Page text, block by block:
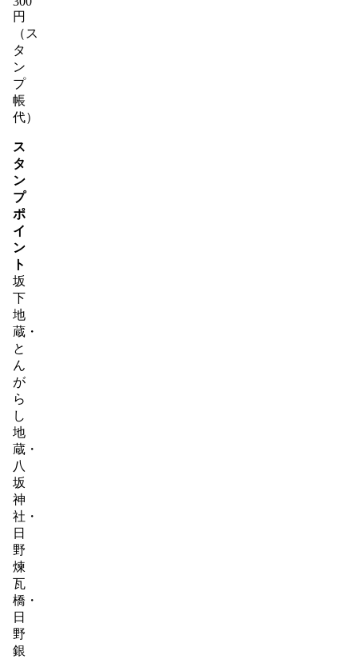
円
（ス
タ
ン
プ
帳
代）
ス
タ
ン
プ
ポ
イ
ン
ト
坂
下
地
蔵・
と
ん
が
ら
し
地
蔵・
八
坂
神
社・
日
野
煉
瓦
橋・
日
野
銀